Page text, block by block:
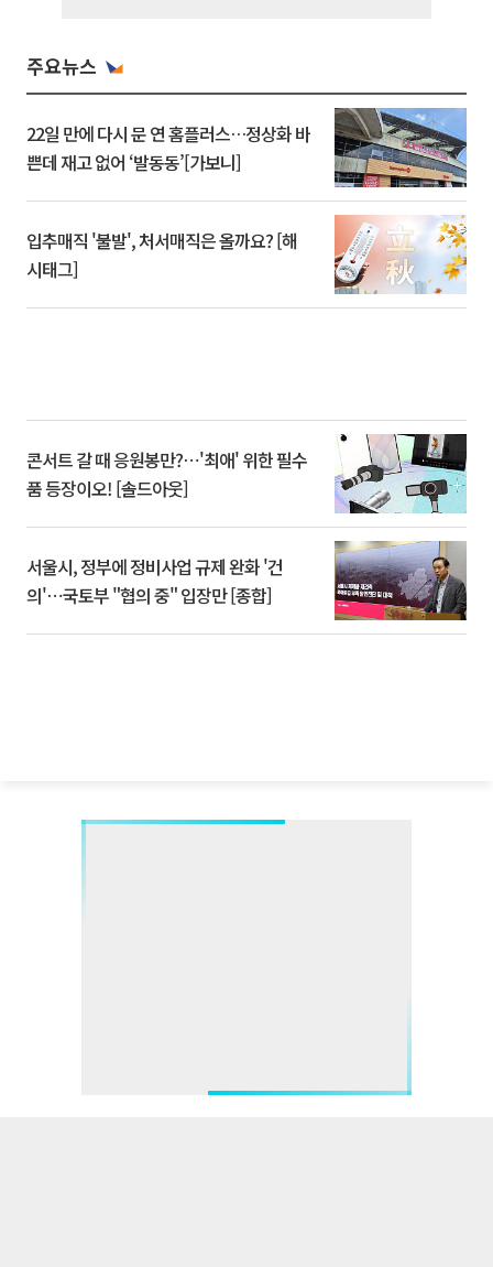
주요뉴스
22일 만에 다시 문 연 홈플러스…정상화 바
쁜데 재고 없어 ‘발동동’[가보니]
입추매직 '불발', 처서매직은 올까요? [해
시태그]
콘서트 갈 때 응원봉만?⋯'최애' 위한 필수
품 등장이오! [솔드아웃]
서울시, 정부에 정비사업 규제 완화 '건
의'⋯국토부 "협의 중" 입장만 [종합]